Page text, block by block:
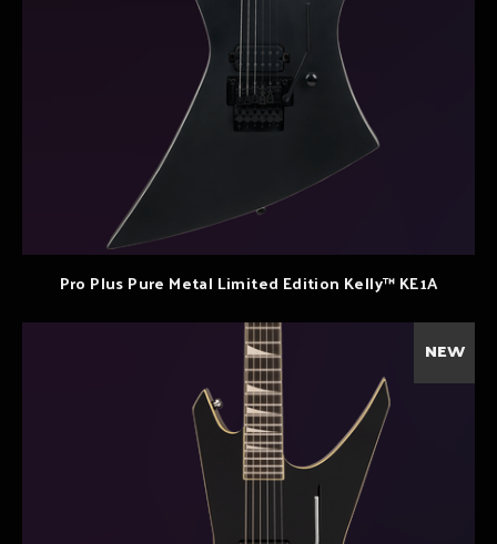
Pro Plus Pure Metal Limited Edition Kelly™ KE1A
NEW